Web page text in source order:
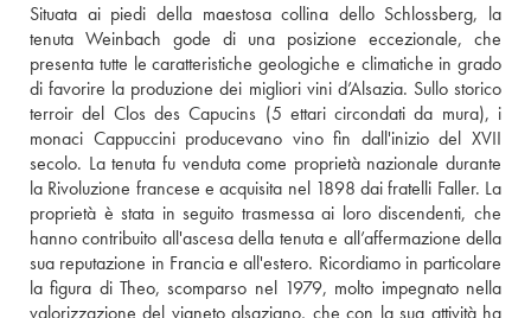
Situata ai piedi della maestosa collina dello Schlossberg, la
tenuta Weinbach gode di una posizione eccezionale, che
presenta tutte le caratteristiche geologiche e climatiche in grado
di favorire la produzione dei migliori vini d’Alsazia. Sullo storico
terroir del Clos des Capucins (5 ettari circondati da mura), i
monaci Cappuccini producevano vino fin dall'inizio del XVII
secolo. La tenuta fu venduta come proprietà nazionale durante
la Rivoluzione francese e acquisita nel 1898 dai fratelli Faller. La
proprietà è stata in seguito trasmessa ai loro discendenti, che
hanno contribuito all'ascesa della tenuta e all’affermazione della
sua reputazione in Francia e all'estero. Ricordiamo in particolare
la figura di Theo, scomparso nel 1979, molto impegnato nella
valorizzazione del vigneto alsaziano, che con la sua attività ha